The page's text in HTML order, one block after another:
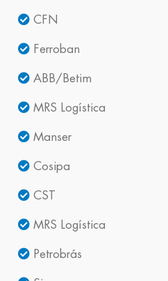
CFN
Ferroban
ABB/Betim
MRS Logística
Manser
Cosipa
CST
MRS Logística
Petrobrás